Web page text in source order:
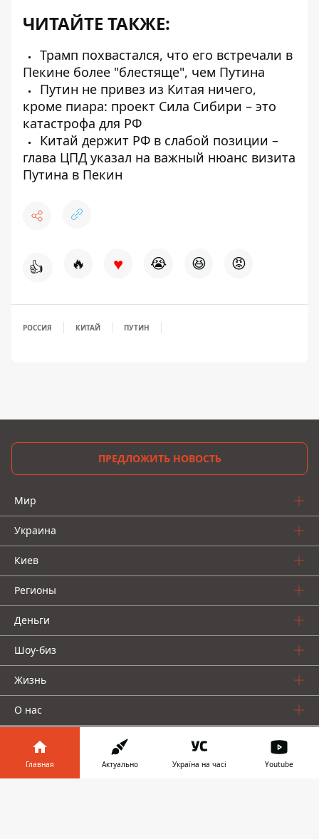
ЧИТАЙТЕ ТАКЖЕ:
Трамп похвастался, что его встречали в
Пекине более "блестяще", чем Путина
Путин не привез из Китая ничего,
кроме пиара: проект Сила Сибири – это
катастрофа для РФ
Китай держит РФ в слабой позиции –
глава ЦПД указал на важный нюанс визита
Путина в Пекин
👍 🔥 ♥ 😭 😆 😡
РОССИЯ КИТАЙ ПУТИН
ПРЕДЛОЖИТЬ НОВОСТЬ
Мир
Украина
Киев
Регионы
Деньги
Шоу-биз
Жизнь
О нас
Главная Актуально Україна на часі Youtube